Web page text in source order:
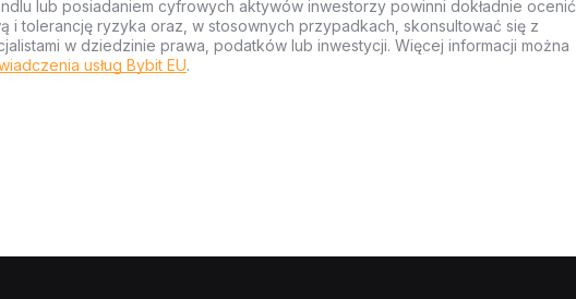
lub posiadaniem cyfrowych aktywów inwestorzy powinni dokładnie ocenić
i tolerancję ryzyka oraz, w stosownych przypadkach, skonsultować się z
w dziedzinie prawa, podatków lub inwestycji. Więcej informacji można
usług Bybit EU.